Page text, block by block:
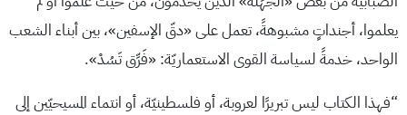
يعلموا، أجنداتٍ مشبوهةً، تعمل على «دقّ الإسفين»، بين أبناء الشعب
الواحد، خدمةً لسياسة القوى الاستعماريّة: «فَرِّق تَسُدْ».
“فهذا الكتاب ليس تبريرًا لعروبة، أو فلسطينيّة، أو انتماء المسيحيّين إلى